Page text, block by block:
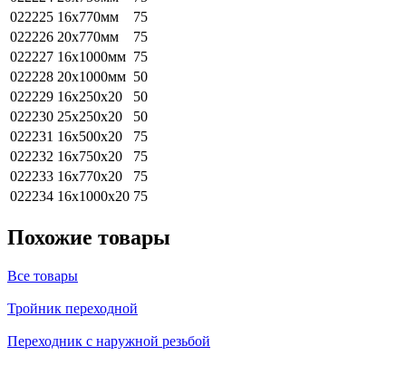
022225 16х770мм
75
022226 20х770мм
75
022227 16х1000мм 75
022228 20х1000мм 50
022229 16х250х20
50
022230 25х250х20
50
022231 16х500х20
75
022232 16х750х20
75
022233 16х770х20
75
022234 16х1000х20 75
Похожие товары
Все товары
Тройник переходной
Переходник с наружной резьбой